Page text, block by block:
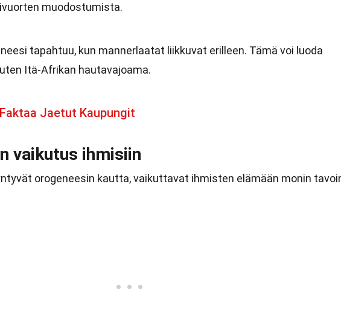
muodostumista.
tapahtuu, kun mannerlaatat liikkuvat erilleen. Tämä voi luoda
Itä-Afrikan hautavajoama.
Jaetut Kaupungit
vaikutus ihmisiin
orogeneesin kautta, vaikuttavat ihmisten elämään monin